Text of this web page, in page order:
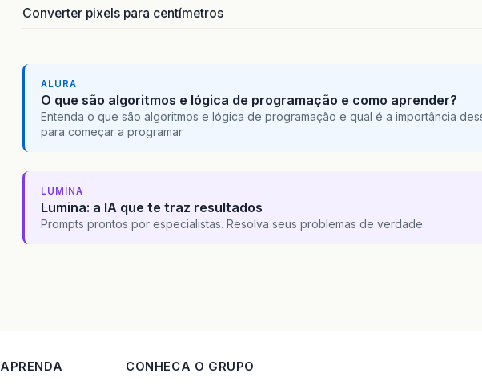
Converter pixels para centímetros
ALURA
O que são algoritmos e lógica de programação e como aprender?
Entenda o que são algoritmos e lógica de programação e qual é a importância
para começar a programar
LUMINA
Lumina: a IA que te traz resultados
Prompts prontos por especialistas. Resolva seus problemas de verdade.
APRENDA CONHECA O GRUPO